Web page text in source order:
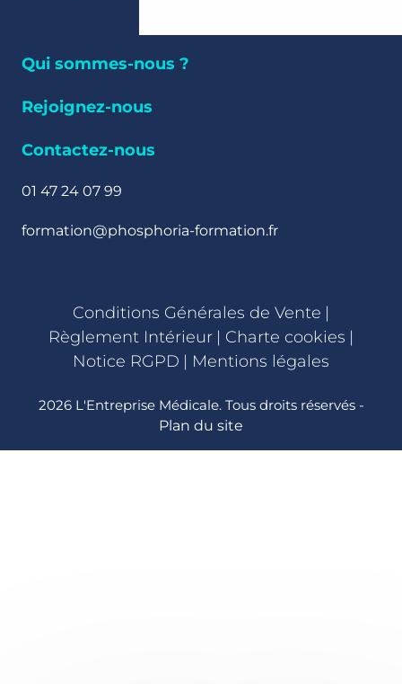
Qui sommes-nous ?
Rejoignez-nous
Contactez-nous
01 47 24 07 99
formation@phosphoria-formation.fr
Conditions Générales de Vente |
Règlement Intérieur | Charte cookies |
Notice RGPD | Mentions légales
2026 L'Entreprise Médicale. Tous droits réservés -
Plan du site